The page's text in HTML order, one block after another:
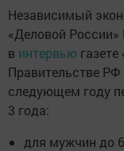
Независимый
«Деловой
в интервью
Правительстве
следующем году
3 года:
для мужчин до